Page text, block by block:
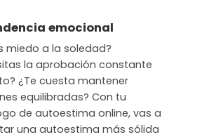
emocional
miedo a la soledad?
la aprobación constante
¿Te cuesta mantener
equilibradas? Con tu
de autoestima online, vas a
una autoestima más sólida